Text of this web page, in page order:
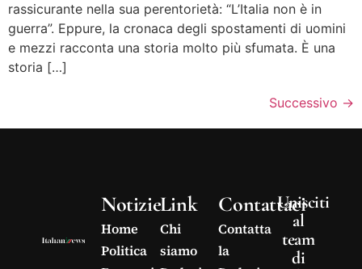
rassicurante nella sua perentorietà: “L’Italia non è in
guerra”. Eppure, la cronaca degli spostamenti di uomini
e mezzi racconta una storia molto più sfumata. È una
storia […]
Successivo →
Notizie
Home
Politica
Link
Chi
siamo
Contattaci
Contatta
la
Unisciti
al
team
di